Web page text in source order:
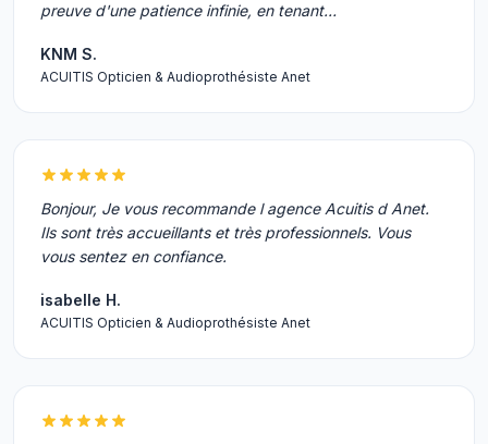
preuve d'une patience infinie, en tenant…
KNM S.
ACUITIS Opticien & Audioprothésiste Anet
Bonjour, Je vous recommande l agence Acuitis d Anet.
Ils sont très accueillants et très professionnels. Vous
vous sentez en confiance.
isabelle H.
ACUITIS Opticien & Audioprothésiste Anet